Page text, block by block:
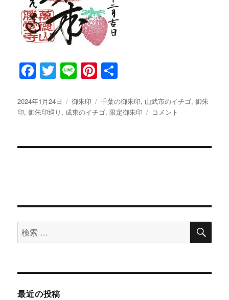
F
c
e
o
T
it
te
Li
e
Pi
te
re
投
稿
2024年1月24日
カ
テ
ー
御朱印
タ
グ
千葉の御朱印, 山武市のイチゴ,御朱
印,御朱印巡り , 成東のイチゴ,限定御朱印
2
定
朱
印
コメント
検
索
象:
検
最近の投稿